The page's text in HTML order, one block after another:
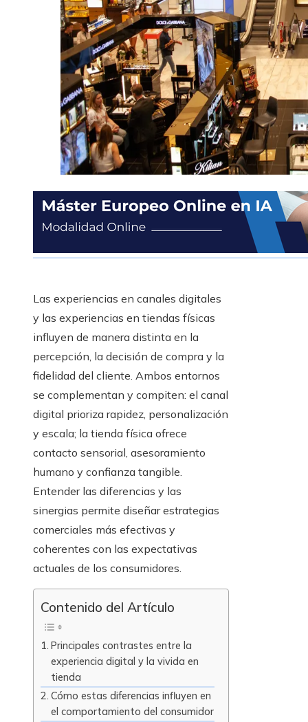
Las experiencias en canales digitales
y las experiencias en tiendas físicas
influyen de manera distinta en la
percepción, la decisión de compra y la
fidelidad del cliente. Ambos entornos
se complementan y compiten: el canal
digital prioriza rapidez, personalización
y escala; la tienda física ofrece
contacto sensorial, asesoramiento
humano y confianza tangible.
Entender las diferencias y las
sinergias permite diseñar estrategias
comerciales más efectivas y
coherentes con las expectativas
actuales de los consumidores.
Contenido del Artículo
Principales contrastes entre la
experiencia digital y la vivida en
tienda
Cómo estas diferencias influyen en
el comportamiento del consumidor